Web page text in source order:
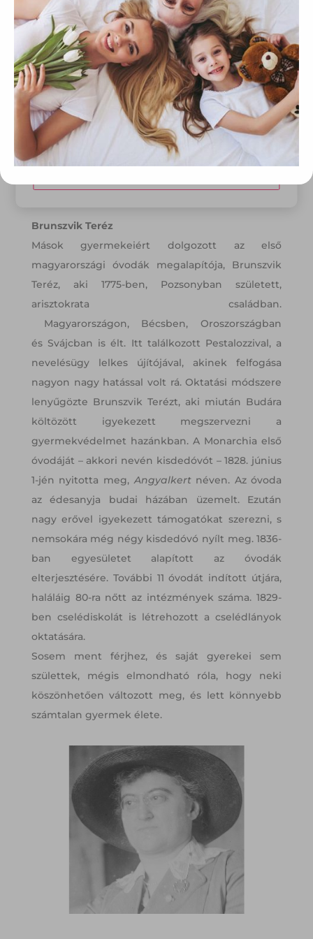
Brunszvik Teréz
Mások gyermekeiért dolgozott az első
magyarországi óvodák megalapítója, Brunszvik
Teréz, aki 1775-ben, Pozsonyban született,
arisztokrata családban.
Magyarországon, Bécsben, Oroszországban
és Svájcban is élt. Itt találkozott Pestalozzival, a
nevelésügy lelkes újítójával, akinek felfogása
nagyon nagy hatással volt rá. Oktatási módszere
lenyűgözte Brunszvik Terézt, aki miután Budára
költözött igyekezett megszervezni a
gyermekvédelmet hazánkban. A Monarchia első
óvodáját – akkori nevén kisdedóvót – 1828. június
1-jén nyitotta meg, Angyalkertnéven. Az óvoda
az édesanyja budai házában üzemelt. Ezután
nagy erővel igyekezett támogatókat szerezni, s
nemsokára még négy kisdedóvó nyílt meg. 1836-
ban egyesületet alapított az óvodák
elterjesztésére. További 11 óvodát indított útjára,
haláláig 80-ra nőtt az intézmények száma. 1829-
ben cselédiskolát is létrehozott a cselédlányok
oktatására.
Sosem ment férjhez, és saját gyerekei sem
születtek, mégis elmondható róla, hogy neki
köszönhetően változott meg, és lett könnyebb
számtalan gyermek élete.
egyes kérdéseiről szóló 2001. évi CVIII. törvény, valamint az
Európai Unió előírásainak megfelelően használjuk. Azon
weblapoknak, melyek az Európai Unió országain belül
működnek, a „sütik" használatához, és ezeknek a
felhasználó számítógépén vagy egyéb eszközén történő
tárolásához a felhasználók hozzájárulását kell kérniük.
Elfogadom
Módosítom a beállításokat